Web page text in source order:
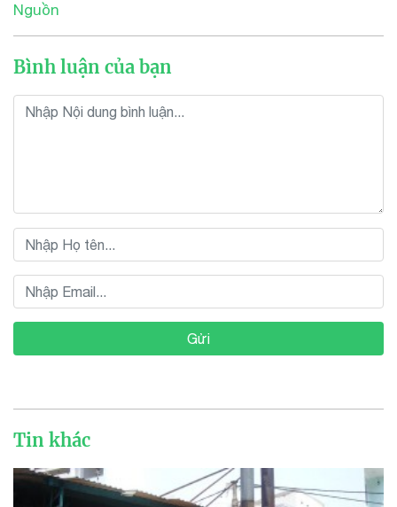
Nguồn
Bình luận của bạn
Gửi
Tin khác